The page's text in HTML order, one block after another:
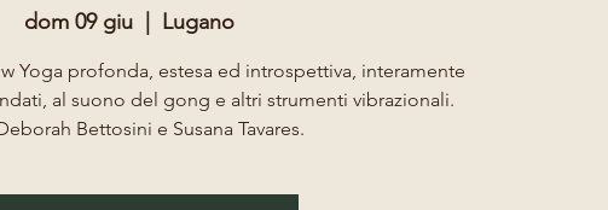
dom 09 giu Lugano
Yoga profonda, estesa ed introspettiva, interamente
al suono del gong e altri strumenti vibrazionali.
Bettosini e Susana Tavares.